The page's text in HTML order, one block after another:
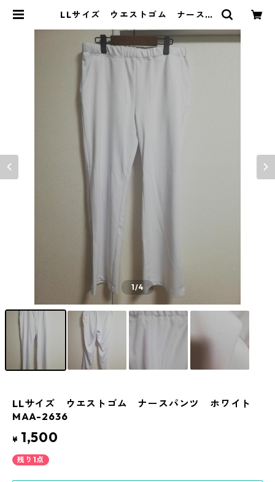
LLサイズ ウエストゴム ナースパ
LUCK PRODUCE
1/4
LLサイズ ウエストゴム ナースパンツ ホワイト
MAA-2636
¥ 1,500
残り1点